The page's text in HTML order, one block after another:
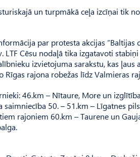
un turpmākā ceļa izcīņai tik
par protesta akcijas “Baltijas
Cēsu nodaļā tika izgatavoti
izvietojuma sarakstu, kas
rajona robežas līdz Valmieras
46.km – Nītaure, More un
saimniecība 50. – 51.km – Līgatnes
rajoniem 60.km – Taurene un